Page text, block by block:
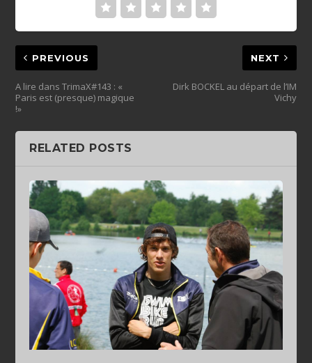
PREVIOUS
A lire dans TrimaX#143 : «
Paris est (presque) magique
!»
NEXT
Dirk BOCKEL au départ de l’IM
Vichy
RELATED POSTS